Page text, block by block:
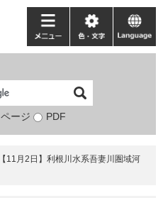
検
象
ページ PDF
メ
ニ
ー
色・
文
language
【11月2日】利根川水系吾妻川圏域河